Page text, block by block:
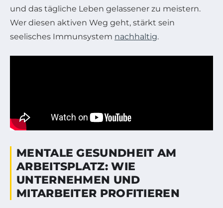
und das tägliche Leben gelassener zu meistern.
Wer diesen aktiven Weg geht, stärkt sein
seelisches Immunsystem nachhaltig.
MENTALE GESUNDHEIT AM
ARBEITSPLATZ: WIE
UNTERNEHMEN UND
MITARBEITER PROFITIEREN